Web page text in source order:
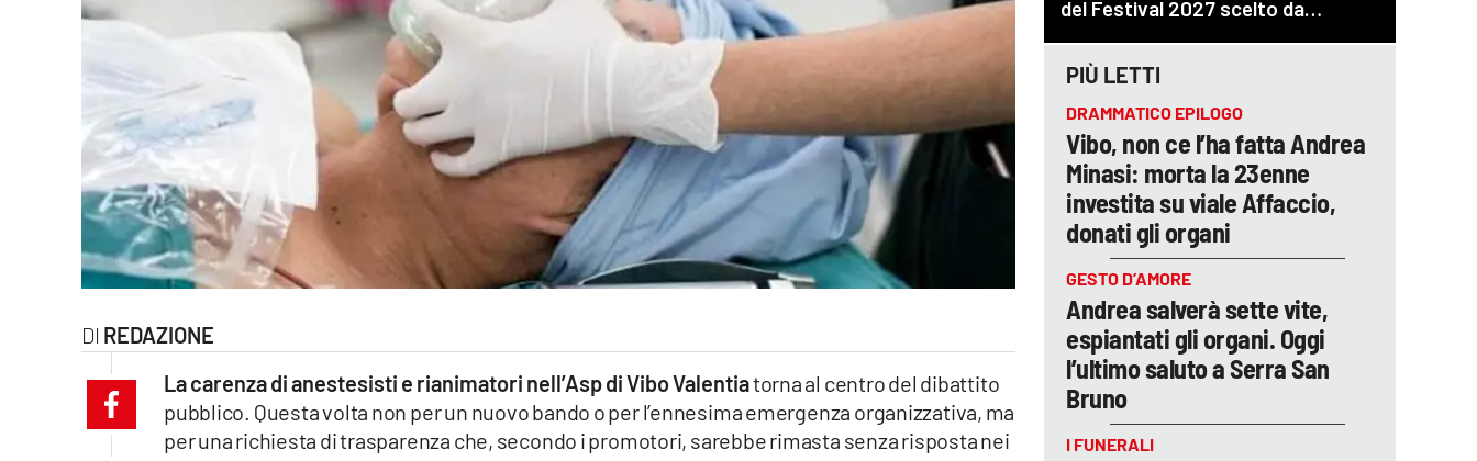
cosenzachannel.it
catanzarochannel.it
REDAZIONE
La carenza di anestesisti e rianimatori nell’Asp di Vibo Valentiatorna al centro del dibattito
pubblico. Questa volta non per un nuovo bando o per l’ennesima emergenza organizzativa, ma
per una richiesta di trasparenza che, secondo i promotori, sarebbe rimasta senza risposta nei
PIÙ LETTI
DRAMMATICO EPILOGO
Vibo, non ce l’ha fatta Andrea
Minasi: morta la 23enne
investita su viale Affaccio,
donati gli organi
GESTO D’AMORE
Andrea salverà sette vite,
espiantati gli organi. Oggi
l’ultimo saluto a Serra San
Bruno
I FUNERALI